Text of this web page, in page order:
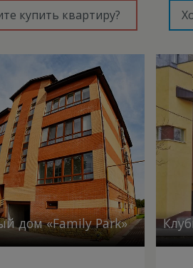
купить квартиру?
дом «Family Park»